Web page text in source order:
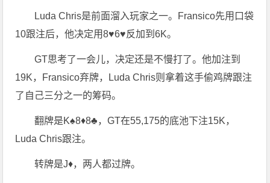
Luda Chris是前面溜入玩家之一。Fransico先用口袋
10跟注后，他决定用8♥6♥反加到6K。
GT思考了一会儿，决定还是不慢打了。他加注到
19K，Fransico弃牌，Luda Chris则拿着这手偷鸡牌跟注
了自己三分之一的筹码。
翻牌是K♠8♦8♣，GT在55,175的底池下注15K，
Luda Chris跟注。
转牌是J♦，两人都过牌。